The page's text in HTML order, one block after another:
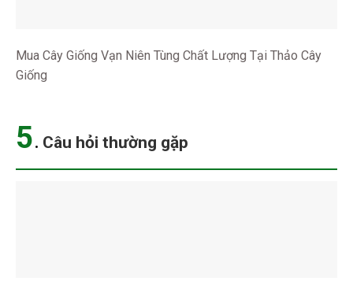
Mua Cây Giống Vạn Niên Tùng Chất Lượng Tại Thảo Cây
Giống
5. Câu hỏi thường gặp